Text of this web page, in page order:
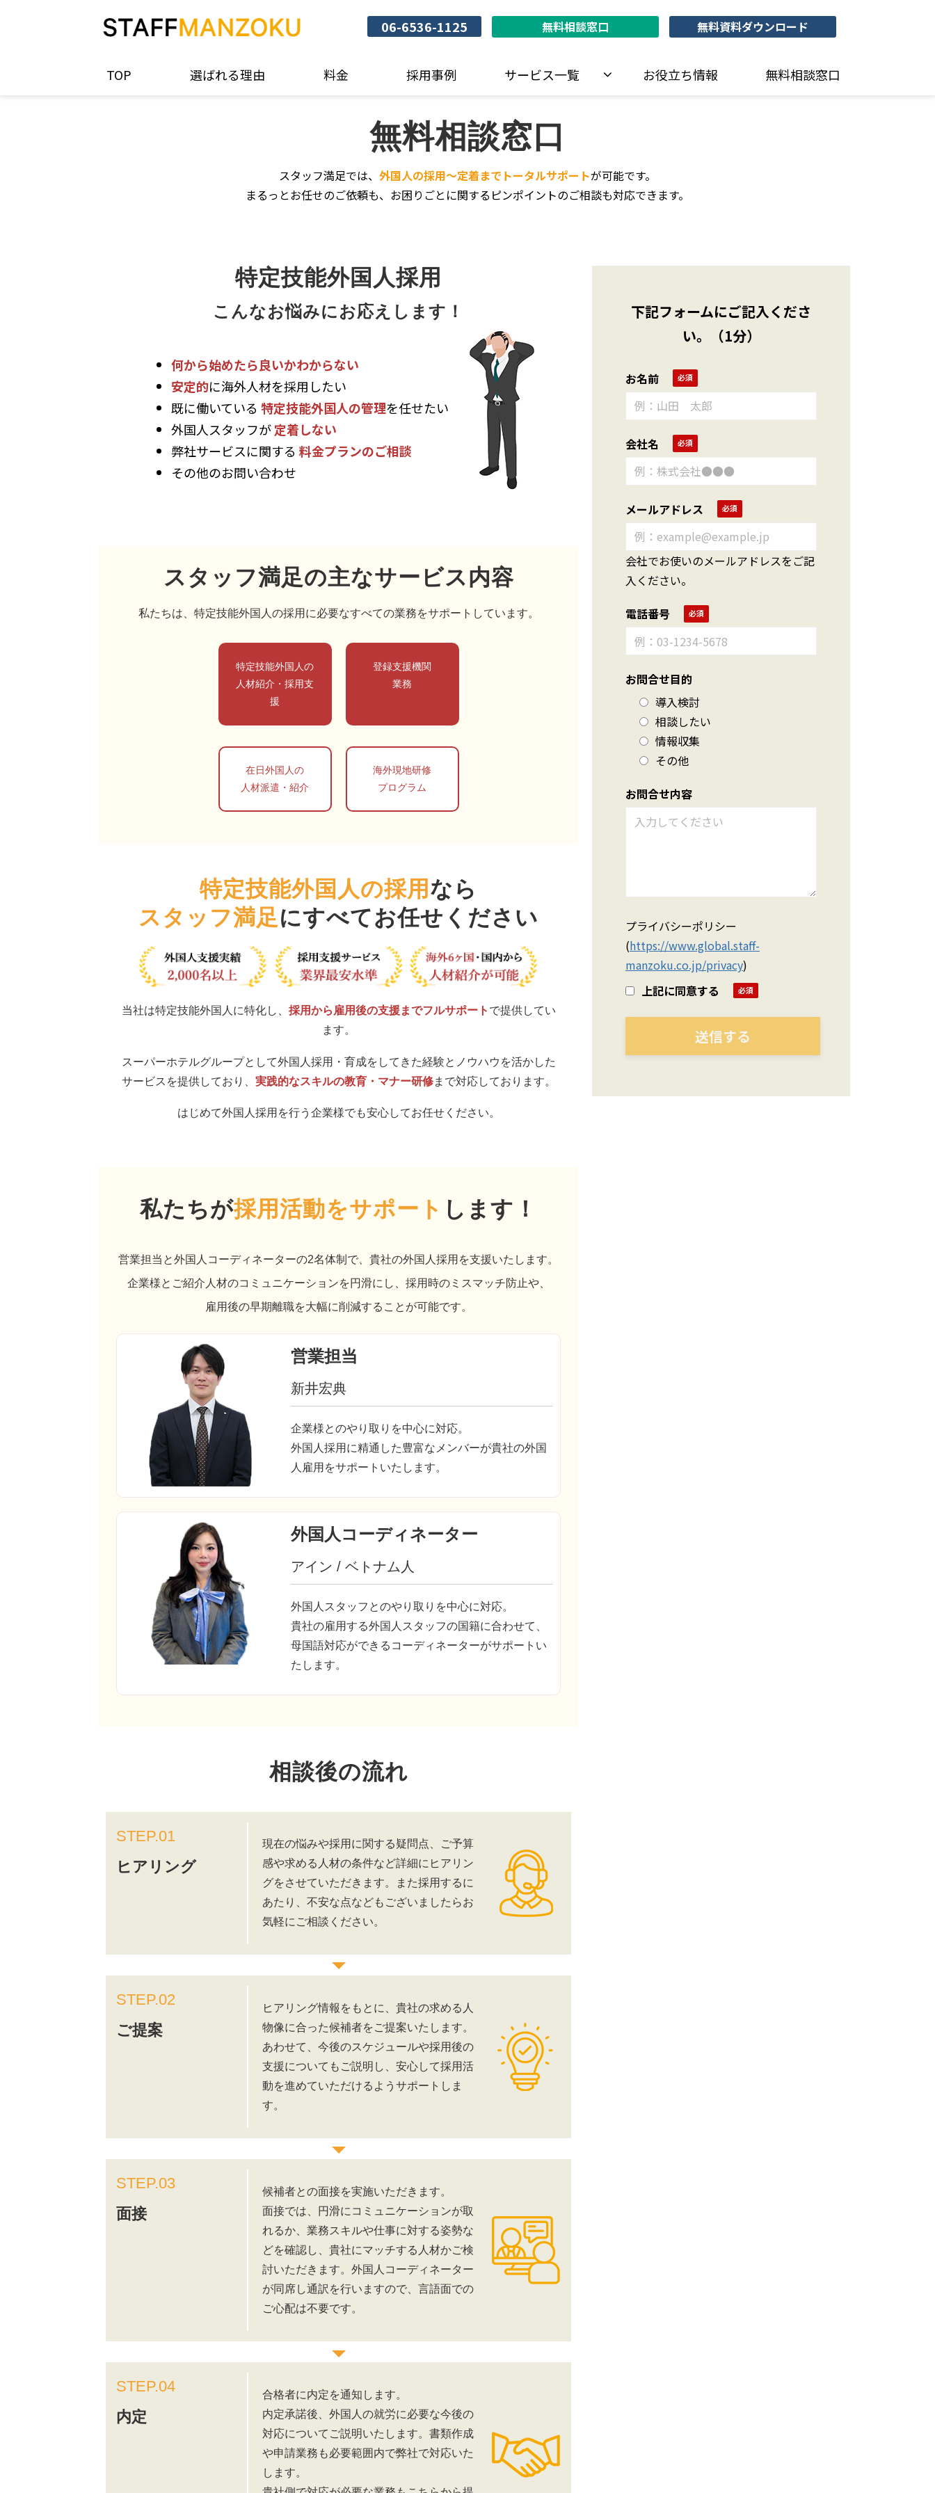
06-6536-1125 無料相談窓口 無料資料ダウンロード
TOP 選ばれる理由 料金 採用事例 サービス一覧 お役立ち情報 無料相談窓口
無料相談窓口
スタッフ満足では、 外国人の採用～定着までトータルサポートが可能です。
まるっとお任せのご依頼も、お困りごとに関するピンポイントのご相談も対応できます。
特定技能外国人採用
こんなお悩みにお応えします！
何から始めたら良いかわからない
安定的に海外人材を採用したい
既に働いている 特定技能外国人の管理を任せたい
外国人スタッフが定着しない
弊社サービスに関する 料金プランのご相談
その他のお問い合わせ
スタッフ満足の主なサービス内容
私たちは、特定技能外国人の採用に必要なすべての業務をサポートしています。
特定技能外国人の
人材紹介・採用支
援
登録支援機関
業務
在日外国人の
人材派遣・紹介
海外現地研修
プログラム
特定技能外国人の採用なら
スタッフ満足にすべてお任せください
当社は特定技能外国人に特化し、 採用から雇用後の支援までフルサポート で提供してい
ます。
スーパーホテルグループとして外国人採用・育成をしてきた経験とノウハウを活かした
サービスを提供しており、 実践的なスキルの教育・マナー研修まで対応しております。
はじめて外国人採用を行う企業様でも安心してお任せください。
私たちが採用活動をサポート します！
営業担当と外国人コーディネーターの2名体制で、貴社の外国人採用を支援いたします。
企業様とご紹介人材のコミュニケーションを円滑にし、採用時のミスマッチ防止や、
雇用後の早期離職を大幅に削減することが可能です。
営業担当
新井宏典
企業様とのやり取りを中心に対応。
外国人採用に精通した豊富なメンバーが貴社の外国
人雇用をサポートいたします。
外国人コーディネーター
アイン / ベトナム人
外国人スタッフとのやり取りを中心に対応。
貴社の雇用する外国人スタッフの国籍に合わせて、
母国語対応ができるコーディネーターがサポートい
たします。
相談後の流れ
STEP.01
ヒアリング
現在の悩みや採用に関する疑問点、ご予算
感や求める人材の条件など詳細にヒアリン
グをさせていただきます。また採用するに
あたり、不安な点などもございましたらお
気軽にご相談ください。
STEP.02
ご提案
ヒアリング情報をもとに、貴社の求める人
物像に合った候補者をご提案いたします。
あわせて、今後のスケジュールや採用後の
支援についてもご説明し、安心して採用活
動を進めていただけるようサポートしま
す。
STEP.03
面接
候補者との面接を実施いただきます。
面接では、円滑にコミュニケーションが取
れるか、業務スキルや仕事に対する姿勢な
どを確認し、貴社にマッチする人材かご検
討いただきます。外国人コーディネーター
が同席し通訳を行いますので、言語面での
ご心配は不要です。
STEP.04
内定
合格者に内定を通知します。
内定承諾後、外国人の就労に必要な今後の
対応についてご説明いたします。書類作成
や申請業務も必要範囲内で弊社で対応いた
します。
下記フォームにご記入くださ
い。（1分）
お名前
会社名
メールアドレス
会社でお使いのメールアドレスをご記
入ください。
電話番号
お問合せ目的
導入検討
相談したい
情報収集
その他
お問合せ内容
プライバシーポリシー
(https://www.global.staff-
manzoku.co.jp/privacy)
上記に同意する